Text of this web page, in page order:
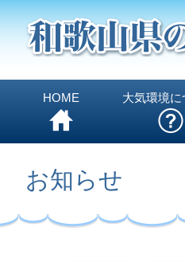
HOME 大気環境に
お知らせ